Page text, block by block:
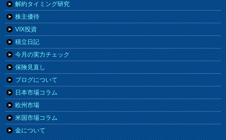
解約タイミング研究
株主優待
VIX投資
積立日記
今月の実力チェック
保険見直し
ブログについて
日本市場コラム
欧州市場
米国市場コラム
金について